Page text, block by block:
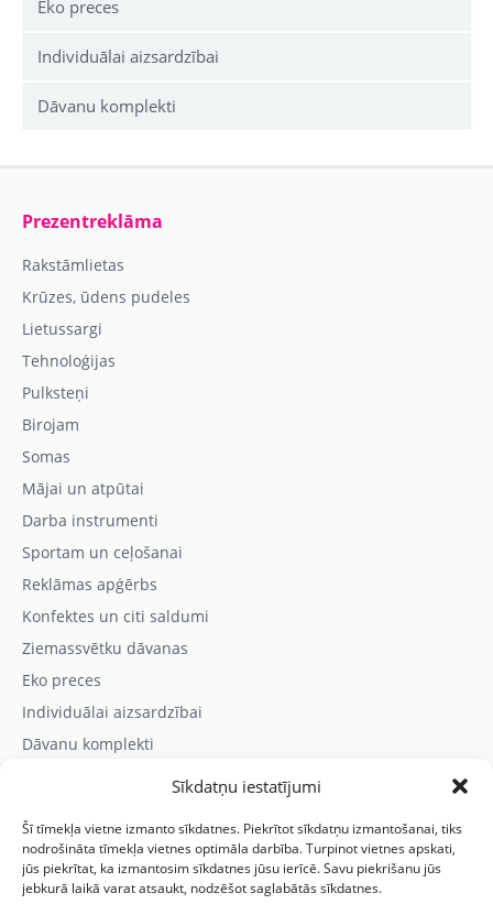
Sīkdatņu iestatījumi
Šī tīmekļa vietne izmanto sīkdatnes. Piekrītot sīkdatņu izmantošanai, tiks
nodrošināta tīmekļa vietnes optimāla darbība. Turpinot vietnes apskati,
jūs piekrītat, ka izmantosim sīkdatnes jūsu ierīcē. Savu piekrišanu jūs
jebkurā laikā varat atsaukt, nodzēšot saglabātās sīkdatnes.
Eko preces
Individuālai aizsardzībai
Dāvanu komplekti
Prezentreklāma
Rakstāmlietas
Krūzes, ūdens pudeles
Lietussargi
Tehnoloģijas
Pulksteņi
Birojam
Somas
Mājai un atpūtai
Darba instrumenti
Sportam un ceļošanai
Reklāmas apģērbs
Konfektes un citi saldumi
Ziemassvētku dāvanas
Eko preces
Individuālai aizsardzībai
Dāvanu komplekti
Kontaktinformācija
Prezentreklāmas aģentūra “PARIS”
Reģ.nr.: 40103625328